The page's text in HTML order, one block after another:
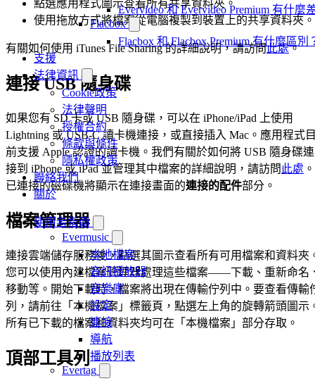
Evervideo 和 Evervideo Premium 有什麼
Flacbox
Flacbox 和 Flacbox Premium 有什麼區別
支援
法律資訊
Cookie政策
法律聲明
授權合約
條款與條件
隱私權政策
聯絡我們
關於
使用者指南
Evermusic
本地檔案
音訊播放器
音樂庫
設定
連接
導航
播放列表
Evertag
點選應用程式圖示查看所有共享資料夾。
使用拖放方式將檔案從電腦複製到裝置上的共享資料夾。
有關如何使用 iTunes File Sharing 的詳細說明，請訪問此處。
連接 USB 隨身碟
如果您有 SD 卡或 USB 隨身碟，可以在 iPhone/iPad 上使用
Lightning 或 USB-C 讀卡機連接，或直接插入 Mac。應用程式
前支援 Apple 認證的讀卡機。我們有關於如何將 USB 隨身碟連
接到 iPhone 或 iPad 並管理其中檔案的詳細說明，請訪問 此處 。
已連接的磁碟機將顯示在連接畫面的連接的配件部分。
檔案管理器
連接雲端儲存服務後，點選其圖示查看所有可用檔案和資料夾
您可以使用內建檔案管理器處理這些檔案——下載、重新命名
移動等。開始下載時，檔案將出現在傳輸佇列中。要查看傳輸
列，請前往「本機檔案」標籤頁，點選左上角的旋轉箭頭圖示
所有已下載的檔案和資料夾均可在「本機檔案」部分存取。
頂部工具列